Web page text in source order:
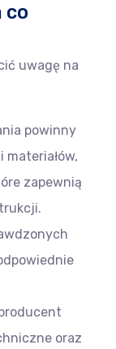
co
uwagę na
powinny
zapewnią
oraz